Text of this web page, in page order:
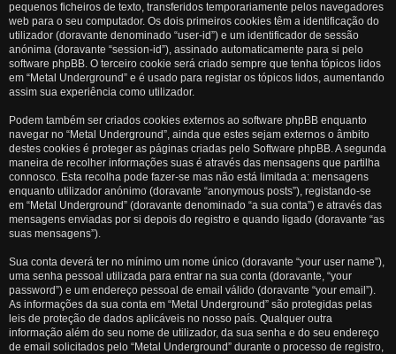
pequenos ficheiros de texto, transferidos temporariamente pelos navegadores
web para o seu computador. Os dois primeiros cookies têm a identificação do
utilizador (doravante denominado “user-id”) e um identificador de sessão
anónima (doravante “session-id”), assinado automaticamente para si pelo
software phpBB. O terceiro cookie será criado sempre que tenha tópicos lidos
em “Metal Underground” e é usado para registar os tópicos lidos, aumentando
assim sua experiência como utilizador.
Podem também ser criados cookies externos ao software phpBB enquanto
navegar no “Metal Underground”, ainda que estes sejam externos o âmbito
destes cookies é proteger as páginas criadas pelo Software phpBB. A segunda
maneira de recolher informações suas é através das mensagens que partilha
connosco. Esta recolha pode fazer-se mas não está limitada a: mensagens
enquanto utilizador anónimo (doravante “anonymous posts”), registando-se
em “Metal Underground” (doravante denominado “a sua conta”) e através das
mensagens enviadas por si depois do registro e quando ligado (doravante “as
suas mensagens”).
Sua conta deverá ter no mínimo um nome único (doravante “your user name”),
uma senha pessoal utilizada para entrar na sua conta (doravante, “your
password”) e um endereço pessoal de email válido (doravante “your email”).
As informações da sua conta em “Metal Underground” são protegidas pelas
leis de proteção de dados aplicáveis no nosso país. Qualquer outra
informação além do seu nome de utilizador, da sua senha e do seu endereço
de email solicitados pelo “Metal Underground” durante o processo de registro,